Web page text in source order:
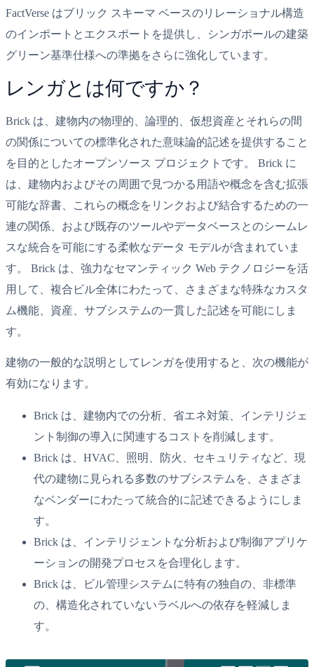
FactVerse はブリック スキーマ ベースのリレーショナル構造
のインポートとエクスポートを提供し、シンガポールの建築
グリーン基準仕様への準拠をさらに強化しています。
レンガとは何ですか？
Brick は、建物内の物理的、論理的、仮想資産とそれらの間
の関係についての標準化された意味論的記述を提供すること
を目的としたオープンソース プロジェクトです。 Brick に
は、建物内およびその周囲で見つかる用語や概念を含む拡張
可能な辞書、これらの概念をリンクおよび結合するための一
連の関係、および既存のツールやデータベースとのシームレ
スな統合を可能にする柔軟なデータ モデルが含まれていま
す。 Brick は、強力なセマンティック Web テクノロジーを活
用して、複合ビル全体にわたって、さまざまな特殊なカスタ
ム機能、資産、サブシステムの一貫した記述を可能にしま
す。
建物の一般的な説明としてレンガを使用すると、次の機能が
有効になります。
Brick は、建物内での分析、省エネ対策、インテリジェ
ント制御の導入に関連するコストを削減します。
Brick は、HVAC、照明、防火、セキュリティなど、現
代の建物に見られる多数のサブシステムを、さまざま
なベンダーにわたって統合的に記述できるようにしま
す。
Brick は、インテリジェントな分析および制御アプリケ
ーションの開発プロセスを合理化します。
Brick は、ビル管理システムに特有の独自の、非標準
の、構造化されていないラベルへの依存を軽減しま
す。